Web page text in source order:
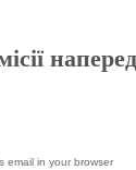
email in your browser